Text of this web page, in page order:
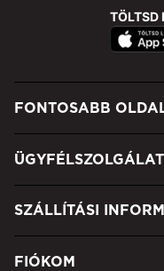
TÖLTSD
FONTOSABB
ÜGYFÉLSZOLGÁLAT
SZÁLLÍTÁSI
FIÓKOM